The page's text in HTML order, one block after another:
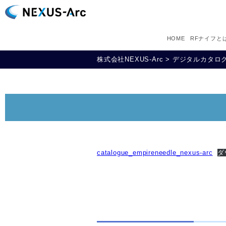
HOME RFナイフと
株式会社NEXUS-Arc > デジタルカタロ
catalogue_empireneedle_nexus-arc